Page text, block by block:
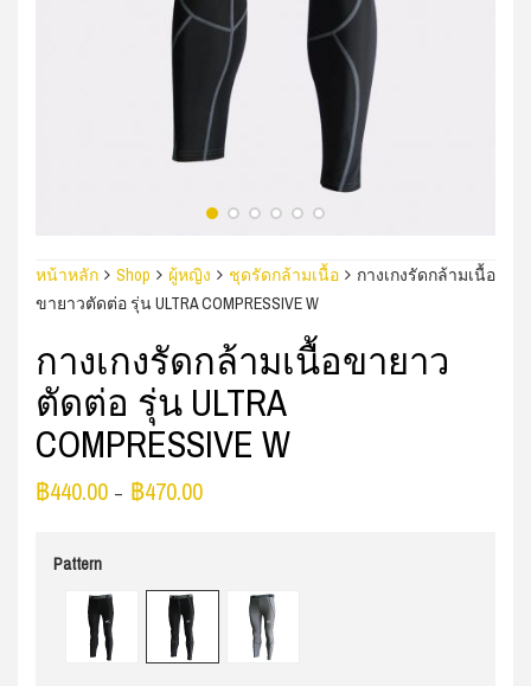
หน้าหลัก Shop ผู้หญิง ชุดรัดกล้ามเนื้อ
กางเกงรัดกล้ามเนื้อ
ขายาวตัดต่อ รุ่น ULTRA COMPRESSIVE W
กางเกงรัดกล้ามเนื้อขายาว
ตัดต่อ รุ่น ULTRA
COMPRESSIVE W
฿440.00 – ฿470.00
Pattern